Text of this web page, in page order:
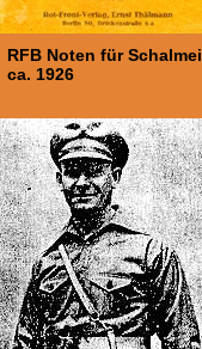
RFB Noten für Schalmei
ca. 1926